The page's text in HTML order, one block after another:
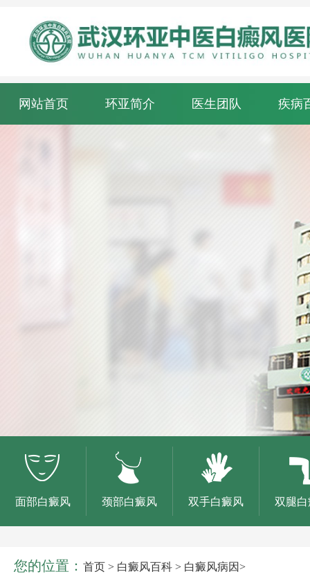
网站首页 环亚简介 医生团队 疾病
面部白癜风 颈部白癜风 双手白癜风 双腿
您的位置： 首页 > 白癜风百科 > 白癜风病因>